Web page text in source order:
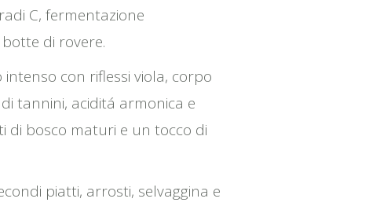
C, fermentazione
di rovere.
intenso con riflessi viola, corpo
tannini, aciditá armonica e
bosco maturi e un tocco di
piatti, arrosti, selvaggina e